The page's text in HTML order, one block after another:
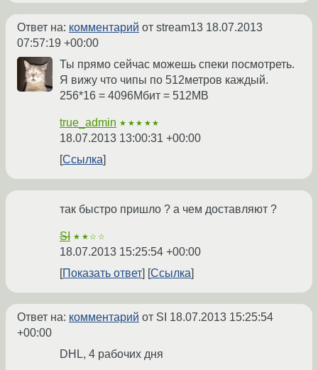
Ответ на: комментарий от stream13 18.07.2013
07:57:19 +00:00
Ты прямо сейчас можешь спеки посмотреть.
Я вижу что чипы по 512метров каждый.
256*16 = 4096Мбит = 512MB
true_admin ★★★★★
18.07.2013 13:00:31 +00:00
Ссылка
так быстро пришло ? а чем доставляют ?
SI ★★☆☆
18.07.2013 15:25:54 +00:00
Показать ответ
Ссылка
Ответ на: комментарий от SI 18.07.2013 15:25:54
+00:00
DHL, 4 рабочих дня